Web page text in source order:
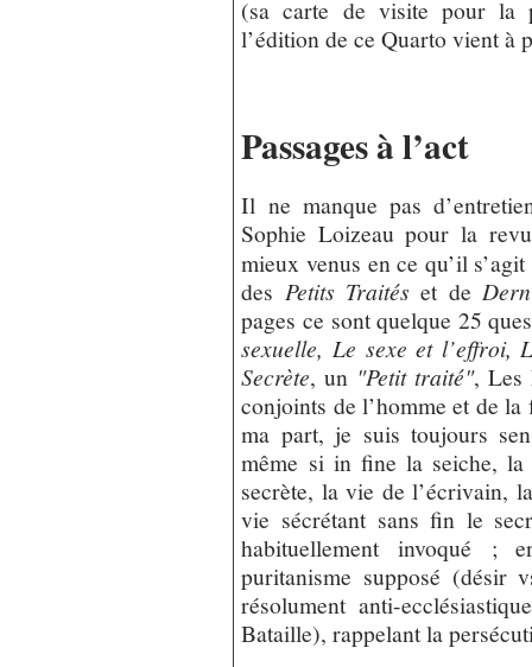
(sa carte de visite pour la
l’édition de ce Quarto vient à
Passages à l’act
Il ne manque pas
Sophie Loizeau pour la
mieux venus en ce qu’il
des Petits Traités et de
pages ce sont quelque 25
sexuelle, Le sexe et l’effroi,
Secrète, un "Petit traité", Les
conjoints de l’homme et de
ma part, je suis toujours
même si in fine la seiche,
secrète, la vie de l’écrivain,
vie sécrétant sans fin le
habituellement invoqué ;
puritanisme supposé (désir
résolument anti-
Bataille), rappelant la